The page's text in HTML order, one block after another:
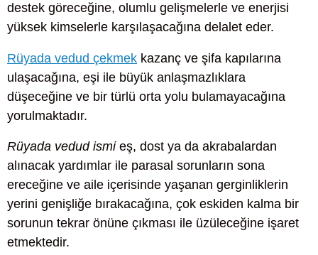
destek göreceğine, olumlu gelişmelerle ve enerjisi
yüksek kimselerle karşılaşacağına delalet eder.
Rüyada vedud çekmek kazanç ve şifa kapılarına
ulaşacağına, eşi ile büyük anlaşmazlıklara
düşeceğine ve bir türlü orta yolu bulamayacağına
yorulmaktadır.
Rüyada vedud ismieş, dost ya da akrabalardan
alınacak yardımlar ile parasal sorunların sona
ereceğine ve aile içerisinde yaşanan gerginliklerin
yerini genişliğe bırakacağına, çok eskiden kalma bir
sorunun tekrar önüne çıkması ile üzüleceğine işaret
etmektedir.